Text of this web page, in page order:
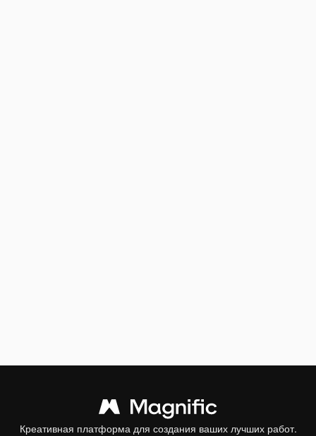
Креативная платформа для создания ваших лучших работ.